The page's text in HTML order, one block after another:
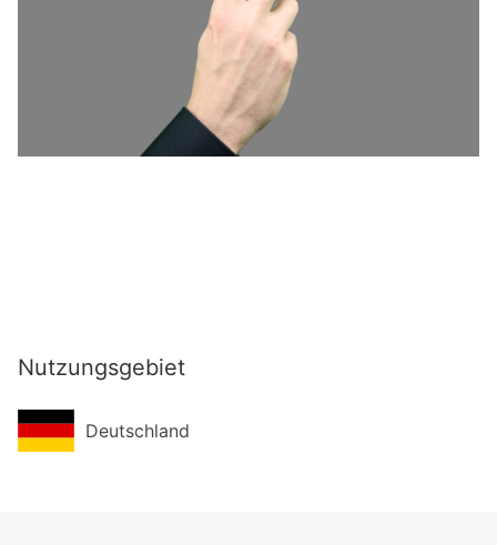
Nutzungsgebiet
Deutschland